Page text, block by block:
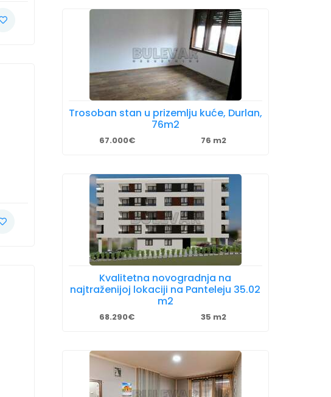
Trosoban stan u prizemlju kuće, Durlan,
76m2
67.000€ 76 m2
Kvalitetna novogradnja na
najtraženijoj lokaciji na Panteleju 35.02
m2
68.290€ 35 m2